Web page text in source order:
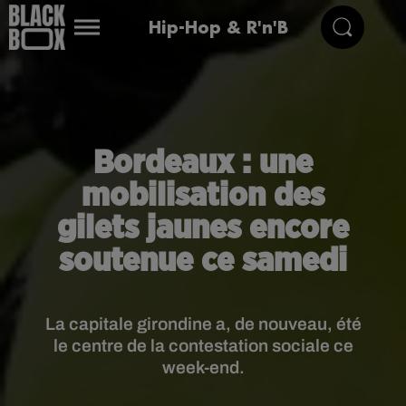
Hip-Hop & R'n'B
Bordeaux : une
mobilisation des
gilets jaunes encore
soutenue ce samedi
La capitale girondine a, de nouveau, été
le centre de la contestation sociale ce
week-end.